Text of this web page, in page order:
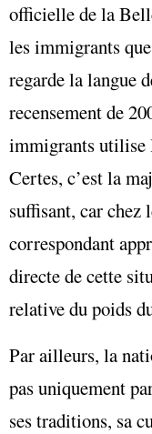
officielle de la
les immigrants
regarde la langue
recensement de
immigrants utilise
Certes, c’est la
suffisant, car
correspondant
directe de cette
relative du poids
Par ailleurs, la
pas uniquement
ses traditions, sa